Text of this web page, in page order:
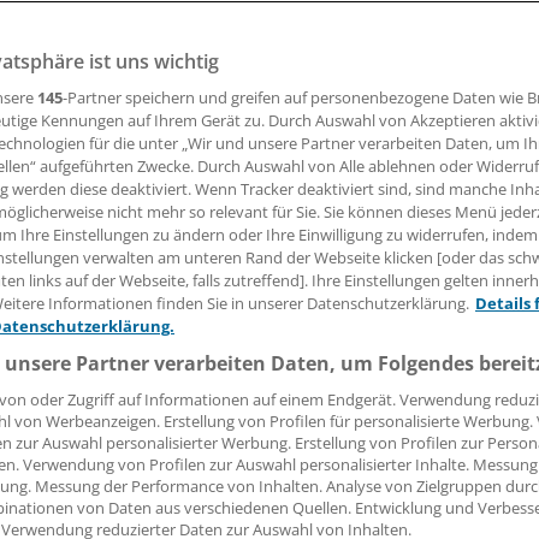
Schlingensiepen
09:57 Uhr
nicht gerade armen Gesundheitswesen gehört
Sobald Fachgesellschaften oder Krankenkassen eine
Voraussetzung für die Leistungserbringung fordern, ist
Anbietern groß.
bei der Versorgung von Frühgeborenen nicht anders.
wie viel Routine Kliniken bei der Versorgung von
Selbst die 2010 vom GBA festgelegte Untergrenze von 14
Widerstand.
ist uns wichtig
145-Partner speichern und greifen auf personenbezogene Daten wie
Kennungen auf Ihrem Gerät zu. Durch Auswahl von Akzeptieren
für die unter „Wir und unsere Partner verarbeiten Daten, um
aufgeführten Zwecke. Durch Auswahl von Alle ablehnen oder
werden diese deaktiviert. Wenn Tracker deaktiviert sind, sind manche
nicht mehr so relevant für Sie. Sie können dieses Menü
Ihre Einstellungen zu ändern oder Ihre Einwilligung zu widerrufen, indem
verwalten am unteren Rand der Webseite klicken [oder das
links auf der Webseite, falls zutreffend]. Ihre Einstellungen gelten
Informationen finden Sie in unserer Datenschutzerklärung. Details
Partner verarbeiten Daten, um Folgendes
oder Zugriff auf Informationen auf einem Endgerät. Verwendung
von Werbeanzeigen. Erstellung von Profilen für personalisierte
zur Auswahl personalisierter Werbung. Erstellung von Profilen zur
Verwendung von Profilen zur Auswahl personalisierter Inhalte.
Messung der Performance von Inhalten. Analyse von Zielgruppen
von Daten aus verschiedenen Quellen. Entwicklung und
reduzierter Daten zur Auswahl von Inhalten.